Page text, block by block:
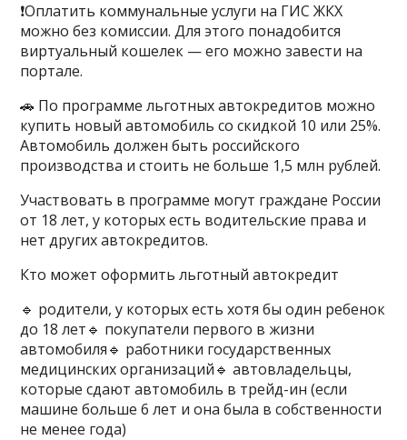
❗️Оплатить коммунальные услуги на ГИС ЖКХ
можно без комиссии. Для этого понадобится
виртуальный кошелек — его можно завести на
портале.
🚗 По программе льготных автокредитов можно
купить новый автомобиль со скидкой 10 или 25%.
Автомобиль должен быть российского
производства и стоить не больше 1,5 млн рублей.
Участвовать в программе могут граждане России
от 18 лет, у которых есть водительские права и
нет других автокредитов.
Кто может оформить льготный автокредит
🔹 родители, у которых есть хотя бы один ребенок
до 18 лет🔹 покупатели первого в жизни
автомобиля🔹 работники государственных
медицинских организаций🔹 автовладельцы,
которые сдают автомобиль в трейд-ин (если
машине больше 6 лет и она была в собственности
не менее года)